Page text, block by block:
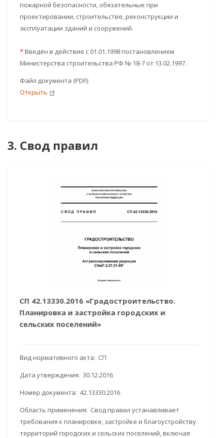
пожарной безопасности, обязательные при
проектировании, строительстве, реконструкции и
эксплуатации зданий и сооружений.
*Введён в действие с 01.01.1998 постановлением
Министерства строительства РФ № 18-7 от 13.02.1997.
Файл документа (PDF):
Открыть
3. Свод правил
СП 42.13330.2016 «Градостроительство.
Планировка и застройка городских и
сельских поселений»
Вид нормативного акта: СП
Дата утверждения: 30.12.2016
Номер документа: 42.13330.2016
Область применения: Свод правил устанавливает
требования к планировке, застройке и благоустройству
территорий городских и сельских поселений, включая